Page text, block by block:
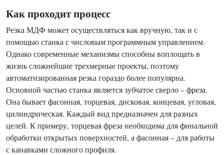
Как проходит процесс
Резка МДФ может осуществляться как вручную, так и с
помощью станка с числовым программным управлением.
Однако современные механизмы способны воплощать в
жизнь сложнейшие трехмерные проекты, поэтому
автоматизированная резка гораздо более популярна.
Основной частью станка является зубчатое сверло – фреза.
Она бывает фасонная, торцевая, дисковая, концевая, угловая,
цилиндрическая. Каждый вид предназначен для разных
целей. К примеру, торцевая фреза необходима для финальной
обработки открытых поверхностей, а фасонная – для работы
с канавками сложного профиля.